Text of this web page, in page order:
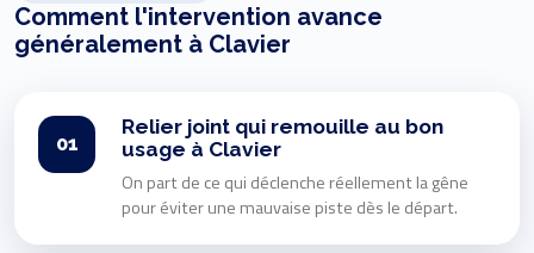
Comment l'intervention avance
généralement à Clavier
01
Relier joint qui remouille au bon
usage à Clavier
On part de ce qui déclenche réellement la gêne
pour éviter une mauvaise piste dès le départ.